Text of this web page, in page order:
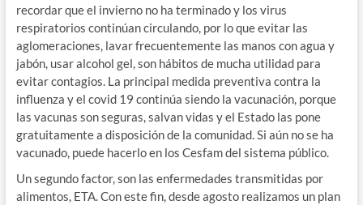
recordar que el invierno no ha terminado y los virus
respiratorios continúan circulando, por lo que evitar las
aglomeraciones, lavar frecuentemente las manos con agua y
jabón, usar alcohol gel, son hábitos de mucha utilidad para
evitar contagios. La principal medida preventiva contra la
influenza y el covid 19 continúa siendo la vacunación, porque
las vacunas son seguras, salvan vidas y el Estado las pone
gratuitamente a disposición de la comunidad. Si aún no se ha
vacunado, puede hacerlo en los Cesfam del sistema público.
Un segundo factor, son las enfermedades transmitidas por
alimentos, ETA. Con este fin, desde agosto realizamos un plan